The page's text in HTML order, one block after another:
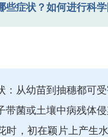
些症状？如何进行科
：从幼苗到抽穗都可
带菌或土壤中病残体
时，初在颖片上产生